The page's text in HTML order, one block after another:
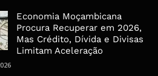
Economia Moçambicana
Procura Recuperar em 2026,
Mas Crédito, Dívida e Divisas
Limitam Aceleração